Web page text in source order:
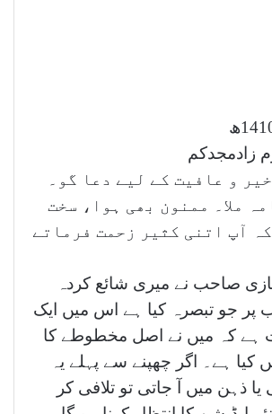
زادمجدکم
و عافیت کے لیے دعا گو۔
ملا۔ ممنون بھی ہوا، سخت
آپ اتنی کثیر زحمت فرماتے
صاحب نے میری شائع کردہ
پر جو تبصرہ کیا ہے اس میں ایک
ہے کہ میں نے اصل مخطوطے کا
کیا ہے۔ اگر چھپنے سے پہلے یہ
یا ذہن میں آ جاتی تو تلافی کر